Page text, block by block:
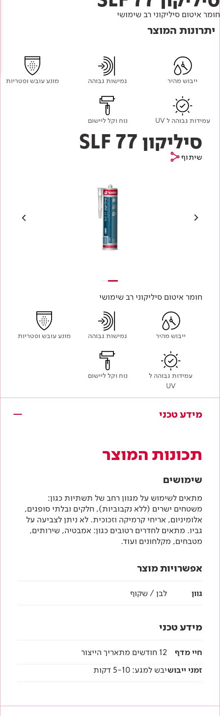
עץ
מתכת
רובה
RAL
לכל מוצרי צבע וציפויים
Academy
תוכן מקצועי
מדיניות סביבתית
מדיניות מערכת משולבת ו - ISO
פתרונות לתעשייה צור קשר
חומר איטום סיליקוני רב שימושי
יתרונות המוצר
ייבוש מהיר גמישות גבוהה מונע עובש ופטריות
עמידות גבוהה ל UV נוח וקל ליישום
סיליקון SLF 77
שיתוף
חומר איטום סיליקוני רב שימושי
ייבוש מהיר גמישות גבוהה מונע עובש ופטריות
עמידות גבוהה ל
UV
נוח וקל ליישום
מידע טכני
תכונות המוצר
שימושים
מתאים לשימוש על מגוון רחב של תשתיות כגון:
משטחים ישרים (ללא נקבוביות), חלקים ובלתי סופגים,
אלומיניום, אריחי קרמיקה וזכוכית. לא ניתן לצביעה על
גביו. מתאים לחדרים רטובים כגון: אמבטיה, שירותים,
מטבחים, מקלחונים ועוד.
אפשרויות מוצר
גוון לבן / שקוף
מידע טכני
חיי מדף
12 חודשים מתאריך הייצור
זמני ייבושיבש למגע: 5-10 דקות